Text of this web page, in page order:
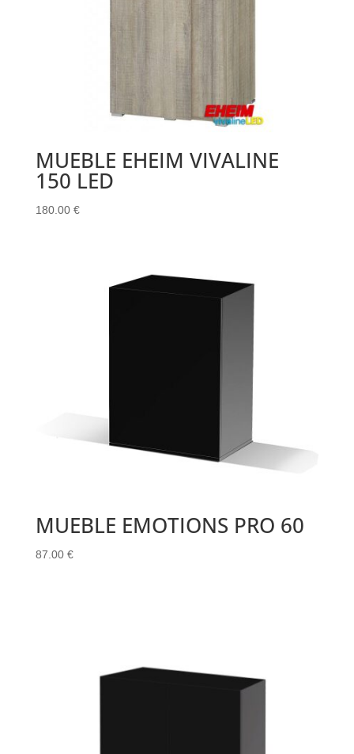
MUEBLE EHEIM VIVALINE
150 LED
180.00 €
MUEBLE EMOTIONS PRO 60
87.00 €